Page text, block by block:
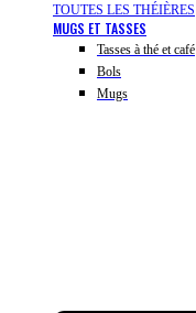
TOUTES LES THÉIÈRES
MUGS ET TASSES
Tasses à thé et café
Bols
Mugs